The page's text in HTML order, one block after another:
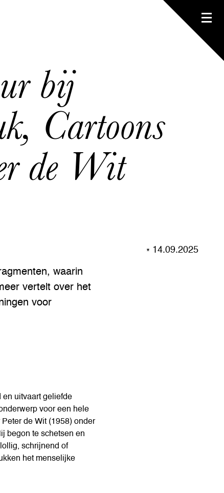
bij
Cartoons
de Wit
14.09.2025
waarin
vertelt over het
voor
en uitvaart geliefde
voor een hele
de Wit (1958) onder
begon te schetsen en
schrijnend of
het menselijke